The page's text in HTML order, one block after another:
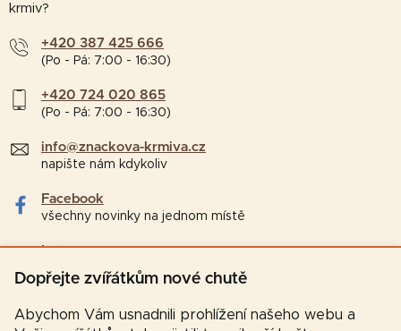
Dopřejte zvířátkům nové chutě
Abychom Vám usnadnili prohlížení našeho webu a
krmiv?
+420 387 425 666
(Po - Pá: 7:00 - 16:30)
+420 724 020 865
(Po - Pá: 7:00 - 16:30)
info@znackova-krmiva.cz
napište nám kdykoliv
Facebook
všechny novinky na jednom místě
Instagram
tipy a zajímavosti pro chovatele